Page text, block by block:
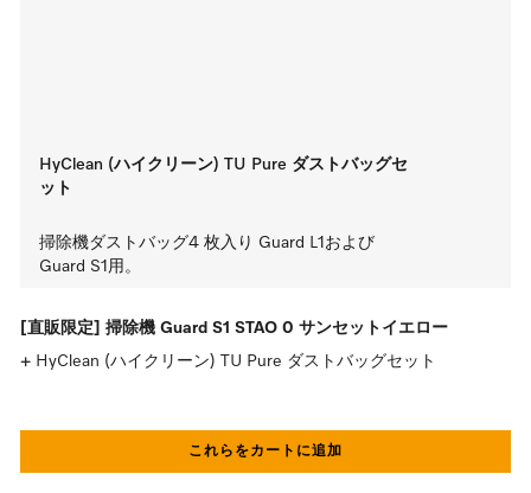
HyClean (ハイクリーン) TU Pure ダストバッグセ
ット
掃除機ダストバッグ4 枚入り Guard L1および
Guard S1用。
[直販限定] 掃除機 Guard S1 STAO 0 サンセットイエロー
HyClean (ハイクリーン) TU Pure ダストバッグセット
これらをカートに追加